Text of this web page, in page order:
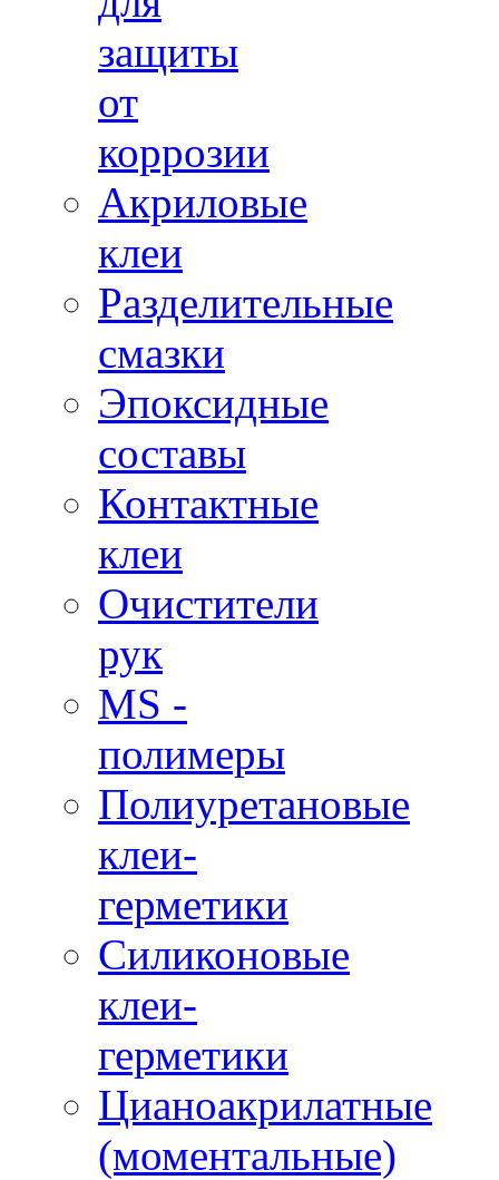
защиты
от
коррозии
Акриловые
клеи
Разделительные
смазки
Эпоксидные
составы
Контактные
клеи
Очистители
рук
MS -
полимеры
Полиуретановые
клеи-
герметики
Силиконовые
клеи-
герметики
Цианоакрилатные
(моментальные)